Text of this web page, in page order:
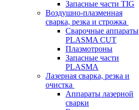
Запасные части TIG
Воздушно-плазменная
сварка, резка и строжка
Сварочные аппараты
PLASMA CUT
Плазмотроны
Запасные части
PLASMA
Лазерная сварка, резка и
очистка
Аппараты лазерной
сварки